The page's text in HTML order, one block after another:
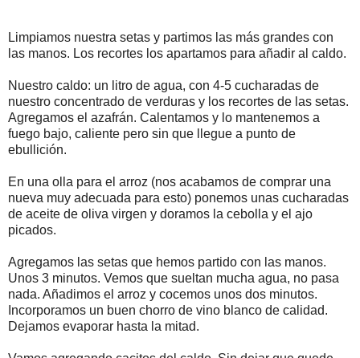
Limpiamos nuestra setas y partimos las más grandes con
las manos. Los recortes los apartamos para añadir al caldo.
Nuestro caldo: un litro de agua, con 4-5 cucharadas de
nuestro concentrado de verduras y los recortes de las setas.
Agregamos el azafrán. Calentamos y lo mantenemos a
fuego bajo, caliente pero sin que llegue a punto de
ebullición.
En una olla para el arroz (nos acabamos de comprar una
nueva muy adecuada para esto) ponemos unas cucharadas
de aceite de oliva virgen y doramos la cebolla y el ajo
picados.
Agregamos las setas que hemos partido con las manos.
Unos 3 minutos. Vemos que sueltan mucha agua, no pasa
nada. Añadimos el arroz y cocemos unos dos minutos.
Incorporamos un buen chorro de vino blanco de calidad.
Dejamos evaporar hasta la mitad.